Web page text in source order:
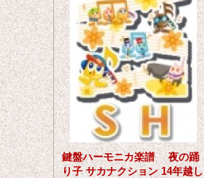
鍵盤ハーモニカ楽譜 夜の踊
り子 サカナクション 14年越し